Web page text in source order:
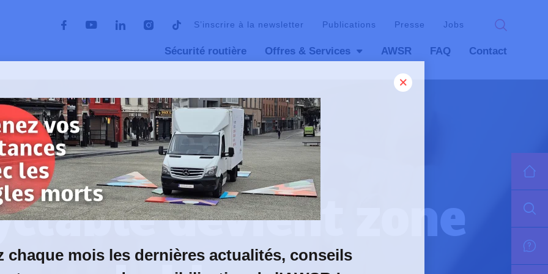
S’inscrire à la newsletter Publications Presse Jobs
Sécurité routière Offres & Services AWSR FAQ Contact
cyclable
05 avril 2023
devient zone
chaque mois les dernières actualités, conseils